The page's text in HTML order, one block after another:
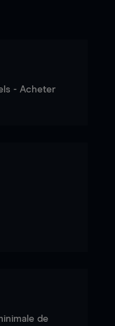
- Acheter
de